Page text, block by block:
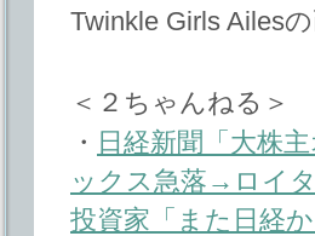
Twinkle Girls Ailes
＜２ちゃんねる＞
・ 日経新聞「大株
ックス急落→ロイ
投資家「また日経か